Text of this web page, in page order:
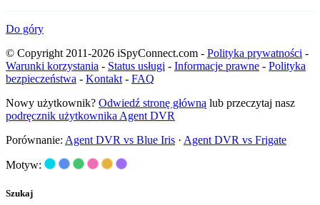
Do góry
© Copyright 2011-2026 iSpyConnect.com - Polityka prywatności -
Warunki korzystania - Status usługi - Informacje prawne - Polityka
bezpieczeństwa - Kontakt - FAQ
Nowy użytkownik? Odwiedź stronę główną lub przeczytaj nasz
podręcznik użytkownika Agent DVR
Porównanie: Agent DVR vs Blue Iris · Agent DVR vs Frigate
Motyw:
Szukaj